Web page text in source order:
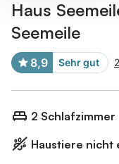
Haus
Seemeile
8,9 Sehr gut
2 Schlafzimmer
Haustiere nicht